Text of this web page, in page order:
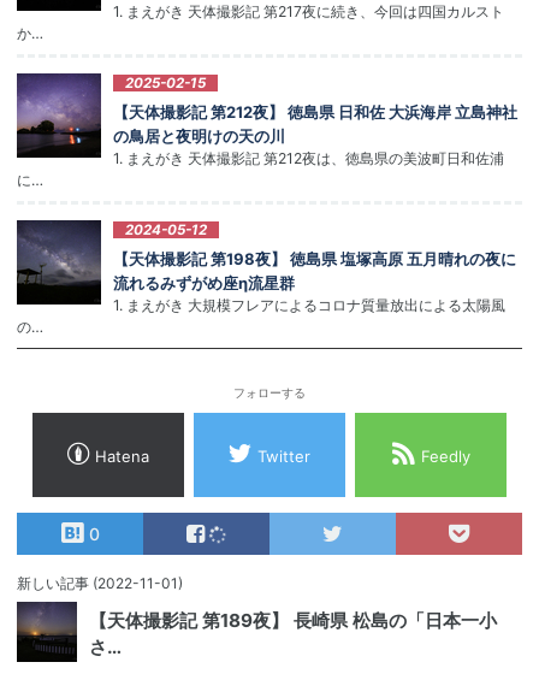
1. まえがき 天体撮影記 第217夜に続き、今回は四国カルスト
か…
2025-02-15
【天体撮影記 第212夜】 徳島県 日和佐 大浜海岸 立島神社
の鳥居と夜明けの天の川
1. まえがき 天体撮影記 第212夜は、徳島県の美波町日和佐浦
に…
2024-05-12
【天体撮影記 第198夜】 徳島県 塩塚高原 五月晴れの夜に
流れるみずがめ座η流星群
1. まえがき 大規模フレアによるコロナ質量放出による太陽風
の…
フォローする
Hatena Twitter Feedly
0
新しい記事 (2022-11-01)
【天体撮影記 第189夜】 長崎県 松島の「日本一小
さ…